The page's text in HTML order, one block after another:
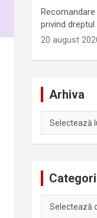
privind
20 august
Arhiva